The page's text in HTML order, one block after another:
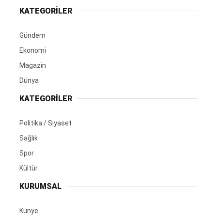
KATEGORİLER
Gündem
Ekonomi
Magazin
Dünya
KATEGORİLER
Politika / Siyaset
Sağlık
Spor
Kültür
KURUMSAL
Künye